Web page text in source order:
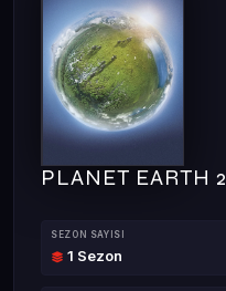
PLANET EARTH 2
SEZON SAYISI
1 Sezon